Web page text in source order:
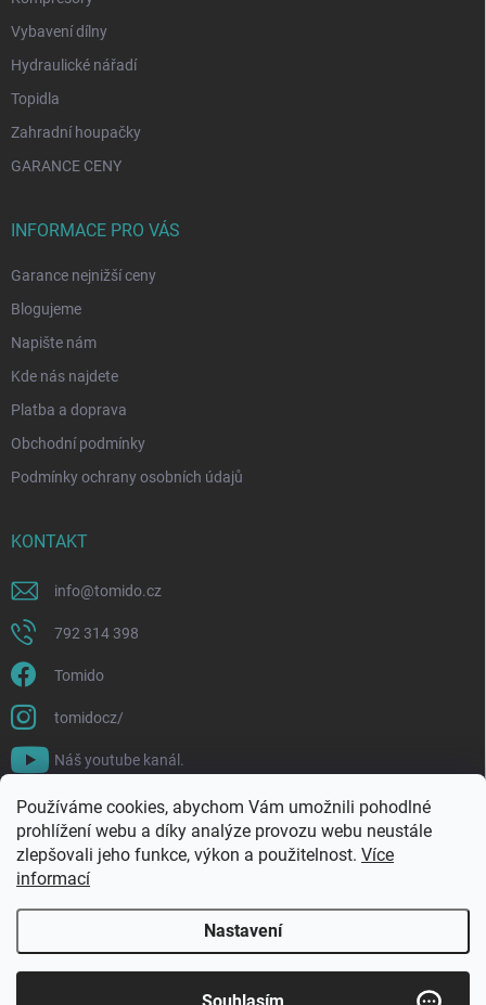
Používáme cookies, abychom Vám umožnili pohodlné
prohlížení webu a díky analýze provozu webu neustále
zlepšovali jeho funkce, výkon a použitelnost. Více
informací
Nastavení
Vybavení dílny
Hydraulické nářadí
Topidla
Zahradní houpačky
GARANCE CENY
INFORMACE PRO VÁS
Garance nejnižší ceny
Blogujeme
Napište nám
Kde nás najdete
Platba a doprava
Obchodní podmínky
Podmínky ochrany osobních údajů
KONTAKT
info@tomido.cz
792 314 398
Tomido
tomidocz/
Náš youtube kanál.
Tomido . Všechna práva vyhrazena.